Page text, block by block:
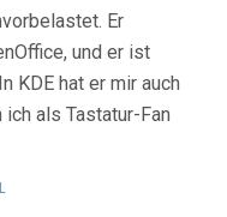
Er
und er ist
KDE hat er mir auch
als Tastatur-Fan